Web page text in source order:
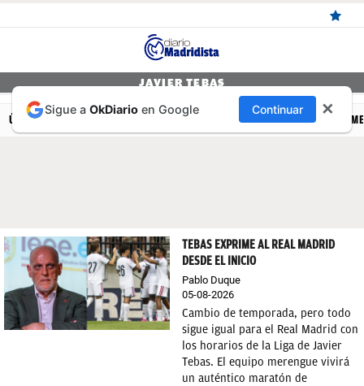
NOTICIAS
FICHAJES
DIRECTO
FEMENINO
JAVIER TEBAS
ÚLTIMAS NOTICIAS REAL MADRID BALONCESTO CANTERA
TEBAS EXPRIME AL REAL MADRID
DESDE EL INICIO
Pablo Duque
05-08-2026
Cambio de temporada, pero todo
sigue igual para el Real Madrid con
los horarios de la Liga de Javier
Tebas. El equipo merengue vivirá
un auténtico maratón de
Sigue a OkDiario en Google Continuar ✕